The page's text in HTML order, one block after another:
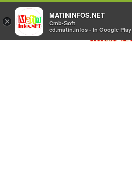
×
MATININFOS.NET
Cmb-Soft
cd.matin.infos - In Google Play